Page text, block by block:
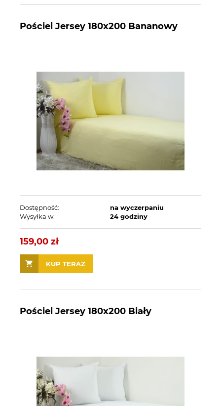
Pościel Jersey 180x200 Bananowy
Dostępność:
na wyczerpaniu
Wysyłka w:
24 godziny
159,00 zł
KUP TERAZ
Pościel Jersey 180x200 Biały